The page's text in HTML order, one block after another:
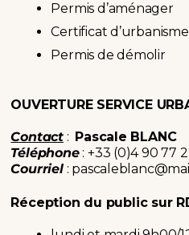
Permis d’aménager
Certificat d’urbanisme
Permis de démolir
OUVERTURE SERVI CE
Contact: Pascale BLANC
Téléphone: +33 (0)4 90 77
Courriel:
Réception du public sur